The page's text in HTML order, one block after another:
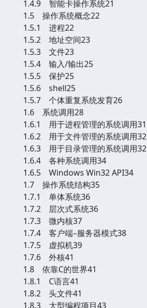
1.4.9 智能卡操作系统21
1.5 操作系统概念22
1.5.1 进程22
1.5.2 地址空间23
1.5.3 文件23
1.5.4 输入/输出25
1.5.5 保护25
1.5.6 shell25
1.5.7 个体重复系统发育26
1.6 系统调用28
1.6.1 用于进程管理的系统调用31
1.6.2 用于文件管理的系统调用32
1.6.3 用于目录管理的系统调用32
1.6.4 各种系统调用34
1.6.5 Windows Win32 API34
1.7 操作系统结构35
1.7.1 单体系统36
1.7.2 层次式系统36
1.7.3 微内核37
1.7.4 客户端–服务器模式38
1.7.5 虚拟机39
1.7.6 外核41
1.8 依靠C的世界41
1.8.1 C语言41
1.8.2 头文件41
1.8.3 大型编程项目43